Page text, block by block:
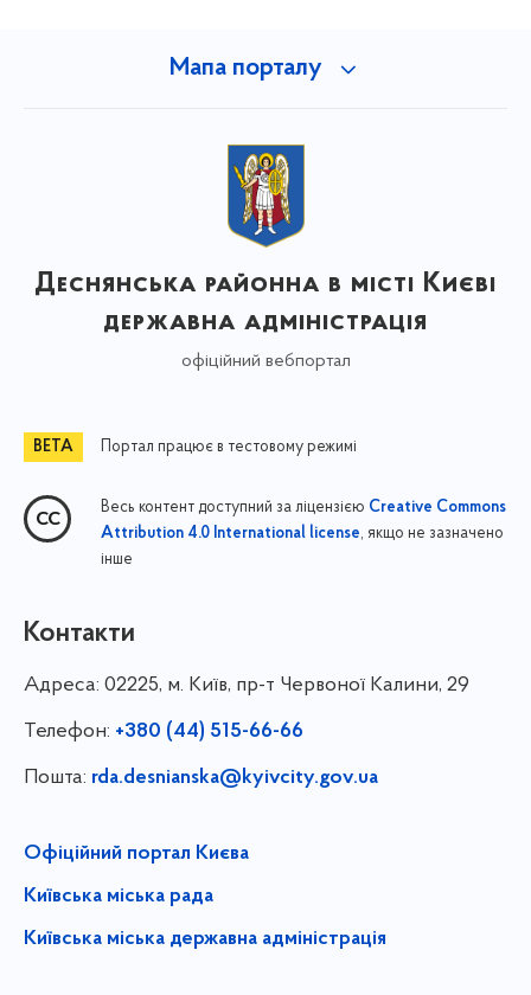
Мапа порталу
Деснянська районна в місті Києві
державна адміністрація
офіційний вебпортал
Портал працює в тестовому режимі
Весь контент доступний за ліцензією Creative Commons
Attribution 4.0 International license, якщо не зазначено
інше
Контакти
Адреса: 02225, м. Київ, пр-т Червоної Калини, 29
Телефон: +380 (44) 515-66-66
Пошта: rda.desnianska@kyivcity.gov.ua
Офіційний портал Києва
Київська міська рада
Київська міська державна адміністрація